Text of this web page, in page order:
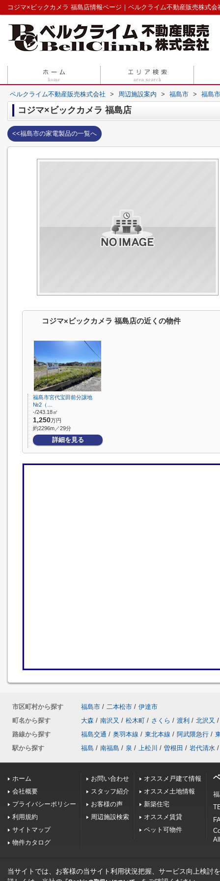
コジマ×ビックカメラ 福島店情報ページ｜ベルクライム不動産販売株式会
ベルクライム不動産販売株式会社 > 周辺施設案内 > 福島市 > 福島
コジマ×ビックカメラ 福島店
<<福島市の家電製品の一覧へ
コジマ×ビックカメラ 福島店の近くの物件
福島市宮代宝田前分譲地
№2（…
-/243.18㎡
1,250万円
約2296m／29分
詳細を見る
市区町村から探す 福島市 / 二本松市 / 伊達市
町名から探す
大森 / 南沢又 / 松木町 / さくら / 渡利 / 北沢又 /
路線から探す
福島交通 / 奥羽本線 / 東北本線 / 阿武隈急行 /
駅から探す
福島 / 南福島 / 泉 / 上松川 / 曽根田 / 岩代清水 /
ホーム
会社概要
プライバシーポリシー
利用規約
サイトマップ
物件カタログ
お問い合わせ
スタッフ紹介
お客様の声
周辺施設検索
オススメ戸建て情報
オススメ土地情報
新築住宅
オススメ賃貸
ペット可物件
当サイトでは、お客様の当サイト利用状況把握、サービス向上検討